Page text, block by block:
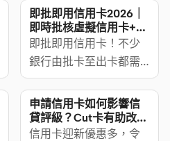
Card、DBS Live Fresh
Card、EarnMORE銀聯
卡、滙豐HSBC
Everymile信用卡等10張
熱門信用卡的短期Cut卡
行政費用/ 罰則，以及合
資格新客戶定義，讓大
家決定申請/ 取消信用卡
即批即用信用卡2026｜
即時批核虛擬信用卡+簽
賬回贈一覽
即批即用信用卡！不少
銀行由批卡至出卡都需
要一段時間，究竟有沒
有即批即用信用卡？
申請信用卡如何影響信
貸評級？Cut卡有助改善
信貸評分？
信用卡迎新優惠多，令